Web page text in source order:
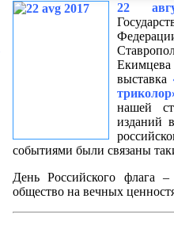
22
выставка
нашей
изданий
событиями были связаны
День Российского флага
общество на вечных